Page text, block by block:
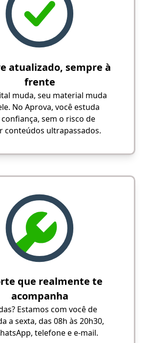
atualizado, sempre à
frente
muda, seu material muda
No Aprova, você estuda
sem o risco de
conteúdos ultrapassados.
que realmente te
acompanha
Estamos com você de
a sexta, das 08h às 20h30,
telefone e e-mail.